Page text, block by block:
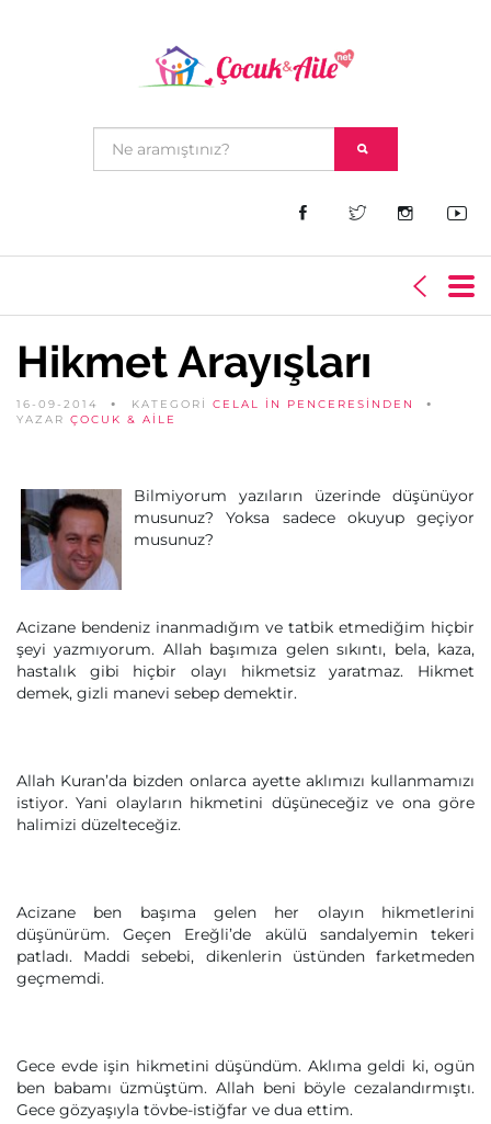
Hikmet Arayışları
16-09-2014 KATEGORİ CELAL IN PENCERESINDEN
YAZAR ÇOCUK & AILE
Bilmiyorum yazıların üzerinde düşünüyor
musunuz? Yoksa sadece okuyup geçiyor
musunuz?
Acizane bendeniz inanmadığım ve tatbik etmediğim hiçbir
şeyi yazmıyorum. Allah başımıza gelen sıkıntı, bela, kaza,
hastalık gibi hiçbir olayı hikmetsiz yaratmaz. Hikmet
demek, gizli manevi sebep demektir.
Allah Kuran’da bizden onlarca ayette aklımızı kullanmamızı
istiyor. Yani olayların hikmetini düşüneceğiz ve ona göre
halimizi düzelteceğiz.
Acizane ben başıma gelen her olayın hikmetlerini
düşünürüm. Geçen Ereğli’de akülü sandalyemin tekeri
patladı. Maddi sebebi, dikenlerin üstünden farketmeden
geçmemdi.
Gece evde işin hikmetini düşündüm. Aklıma geldi ki, ogün
ben babamı üzmüştüm. Allah beni böyle cezalandırmıştı.
Gece gözyaşıyla tövbe-istiğfar ve dua ettim.